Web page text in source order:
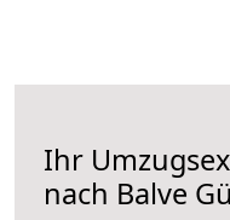
Ihr
nach Balve